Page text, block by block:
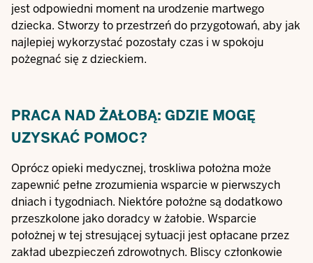
jest odpowiedni moment na urodzenie martwego
dziecka. Stworzy to przestrzeń do przygotowań, aby jak
najlepiej wykorzystać pozostały czas i w spokoju
pożegnać się z dzieckiem.
PRACA NAD ŻAŁOBĄ: GDZIE MOGĘ
UZYSKAĆ POMOC?
Oprócz opieki medycznej, troskliwa położna może
zapewnić pełne zrozumienia wsparcie w pierwszych
dniach i tygodniach. Niektóre położne są dodatkowo
przeszkolone jako doradcy w żałobie. Wsparcie
położnej w tej stresującej sytuacji jest opłacane przez
zakład ubezpieczeń zdrowotnych. Bliscy członkowie